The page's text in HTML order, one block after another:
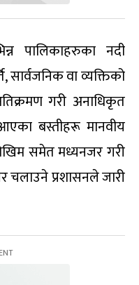
पालिकाहरुका नदी
सार्वजनिक वा व्यक्तिको
गरी अनाधिकृत
बस्तीहरू मानवीय
समेत मध्यनजर गरी
चलाउने प्रशासनले जारी